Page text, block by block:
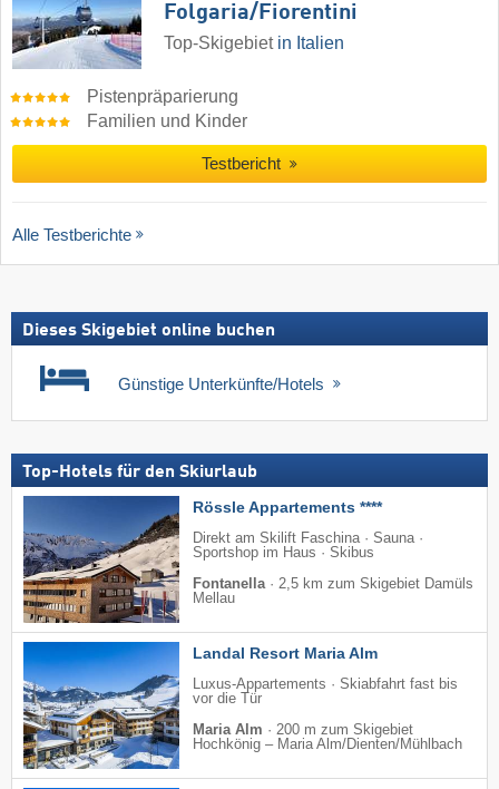
Folgaria/​Fiorentini
Top-Skigebiet in Italien
Pistenpräparierung
Familien und Kinder
Testbericht
Alle Testberichte
Dieses Skigebiet online buchen
Günstige Unterkünfte/Hotels
Top-Hotels für den Skiurlaub
Rössle Appartements ****
Direkt am Skilift Faschina · Sauna ·
Sportshop im Haus · Skibus
Fontanella · 2,5 km zum Skigebiet Damüls
Mellau
Landal Resort Maria Alm
Luxus-Appartements · Skiabfahrt fast bis
vor die Tür
Maria Alm · 200 m zum Skigebiet
Hochkönig – Maria Alm/​Dienten/​Mühlbach